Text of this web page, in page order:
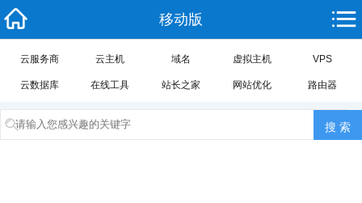
移动版
云服务商 云主机 域名 虚拟主机 VPS
云数据库 在线工具 站长之家 网站优化 路由器